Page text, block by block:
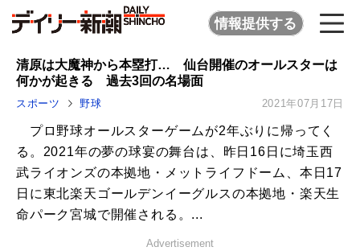
情報提供する
清原は大魔神から本塁打… 仙台開催のオールスターは
何かが起きる 過去3回の名場面
スポーツ 野球 2021年07月17日
プロ野球オールスターゲームが2年ぶりに帰ってく
る。2021年の夢の球宴の舞台は、昨日16日に埼玉西
武ライオンズの本拠地・メットライフドーム、本日17
日に東北楽天ゴールデンイーグルスの本拠地・楽天生
命パーク宮城で開催される。...
Advertisement